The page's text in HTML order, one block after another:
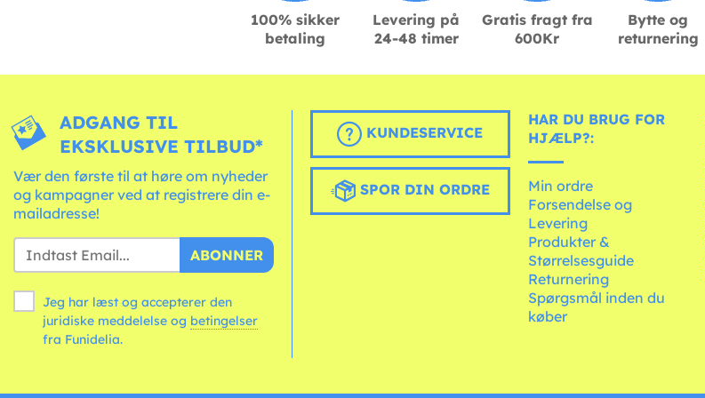
100% sikker
betaling
Levering på
24-48 timer
Gratis fragt fra
600Kr
Bytte og
returnering
ADGANG TIL
EKSKLUSIVE TILBUD*
Vær den første til at høre om nyheder
og kampagner ved at registrere din e-
mailadresse!
ABONNER
Jeg har læst og accepterer den
juridiske meddelelse og betingelser
fra Funidelia.
KUNDESERVICE
SPOR DIN ORDRE
HAR DU BRUG FOR
HJÆLP?:
Min ordre
Forsendelse og
Levering
Produkter &
Størrelsesguide
Returnering
Spørgsmål inden du
køber